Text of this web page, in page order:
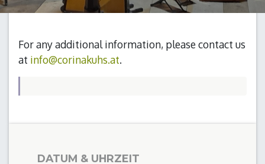
For any additional information, please contact us
at info@corinakuhs.at.
DATUM & UHRZEIT